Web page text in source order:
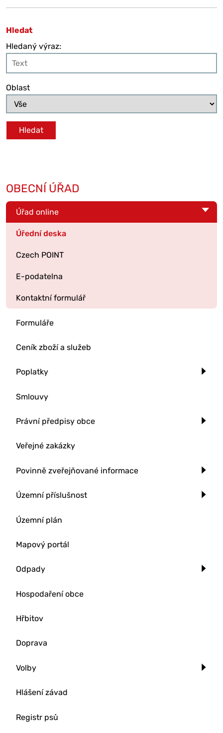
Hledat
Hledaný výraz:
Oblast
OBECNÍ ÚŘAD
Úřad online
Úřední deska
Czech POINT
E-podatelna
Kontaktní formulář
Formuláře
Ceník zboží a služeb
Poplatky
Smlouvy
Právní předpisy obce
Veřejné zakázky
Povinně zveřejňované informace
Územní příslušnost
Územní plán
Mapový portál
Odpady
Hospodaření obce
Hřbitov
Doprava
Volby
Hlášení závad
Registr psů